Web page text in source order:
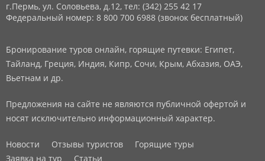
г.Пермь, ул. Соловьева, д.12, тел: (342) 255 42 17
Федеральный номер: 8 800 700 6988 (звонок бесплатный)
Бронирование туров онлайн, горящие путевки: Египет,
Тайланд, Греция, Индия, Кипр, Сочи, Крым, Абхазия, ОАЭ,
Вьетнам и др.
Предложения на сайте не являются публичной офертой и
носят исключительно информационный характер.
Новости Отзывы туристов
Горящие туры
Заявка на тур
Статьи